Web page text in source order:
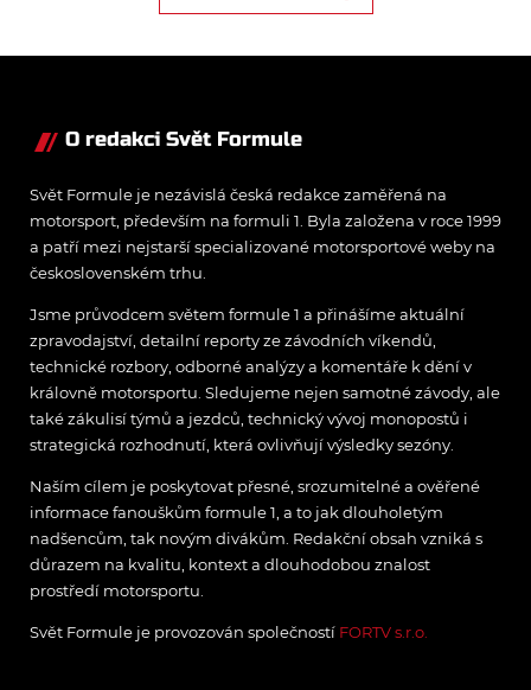
O redakci Svět Formule
Svět Formule je nezávislá česká redakce zaměřená na
motorsport, především na formuli 1. Byla založena v roce 1999
a patří mezi nejstarší specializované motorsportové weby na
československém trhu.
Jsme průvodcem světem formule 1 a přinášíme aktuální
zpravodajství, detailní reporty ze závodních víkendů,
technické rozbory, odborné analýzy a komentáře k dění v
královně motorsportu. Sledujeme nejen samotné závody, ale
také zákulisí týmů a jezdců, technický vývoj monopostů i
strategická rozhodnutí, která ovlivňují výsledky sezóny.
Naším cílem je poskytovat přesné, srozumitelné a ověřené
informace fanouškům formule 1, a to jak dlouholetým
nadšencům, tak novým divákům. Redakční obsah vzniká s
důrazem na kvalitu, kontext a dlouhodobou znalost
prostředí motorsportu.
Svět Formule je provozován společností FORTV s.r.o.